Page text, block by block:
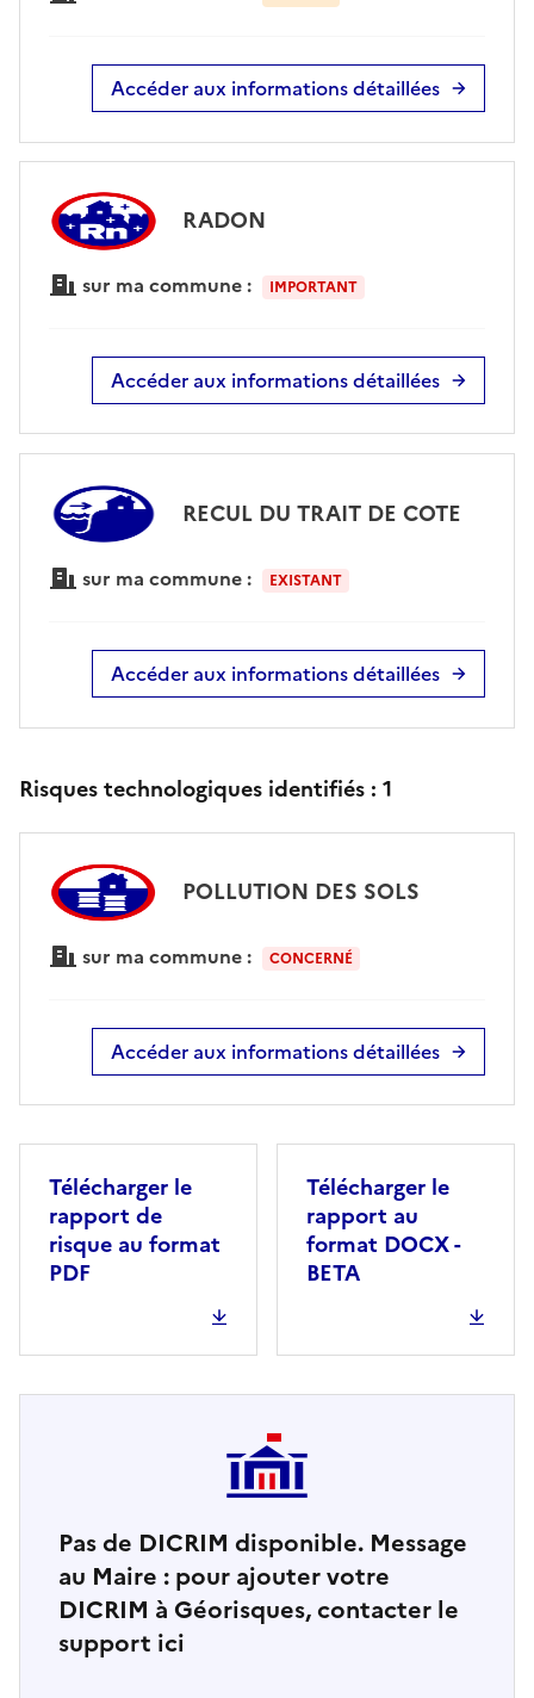
Accéder aux informations détaillées
RADON
sur ma commune : IMPORTANT
Accéder aux informations détaillées
RECUL DU TRAIT DE COTE
sur ma commune : EXISTANT
Accéder aux informations détaillées
Risques technologiques identifiés : 1
POLLUTION DES SOLS
sur ma commune : CONCERNÉ
Accéder aux informations détaillées
Télécharger le
rapport de
risque au format
PDF
Télécharger le
rapport au
format DOCX -
BETA
Pas de DICRIM disponible. Message
au Maire : pour ajouter votre
DICRIM à Géorisques, contacter le
support ici